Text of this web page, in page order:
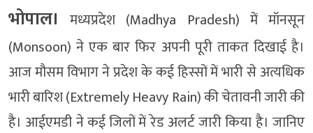
भोपाल। मध्यप्रदेश (Madhya Pradesh) में मॉनसून
(Monsoon) ने एक बार फिर अपनी पूरी ताकत दिखाई है।
आज मौसम विभाग ने प्रदेश के कई हिस्सों में भारी से अत्यधिक
भारी बारिश (Extremely Heavy Rain) की चेतावनी जारी की
है। आईएमडी ने कई जिलों में रेड अलर्ट जारी किया है। जानिए